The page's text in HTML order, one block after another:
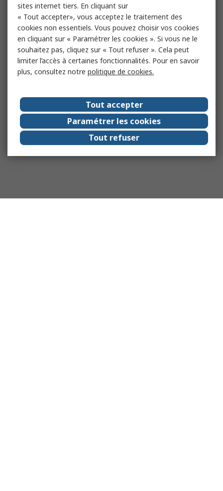
sites internet tiers. En cliquant sur
« Tout accepter», vous acceptez le traitement des
cookies non essentiels. Vous pouvez choisir vos cookies
en cliquant sur « Paramétrer les cookies ». Si vous ne le
souhaitez pas, cliquez sur « Tout refuser ». Cela peut
limiter l’accès à certaines fonctionnalités. Pour en savoir
plus, consultez notre politique de cookies.
Tout accepter
Paramétrer les cookies
Tout refuser